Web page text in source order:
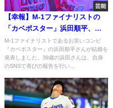
芸能
【幸報】M-1ファイナリストの
「カベポスター」浜田順平、結
婚おめでとう！
M-1ファイナリストであるお笑いコンビ
『カベポスター』の浜田順平さんが結婚を
発表しました。39歳の浜田さんは、自身
のSNSで喜びの報告を行い...